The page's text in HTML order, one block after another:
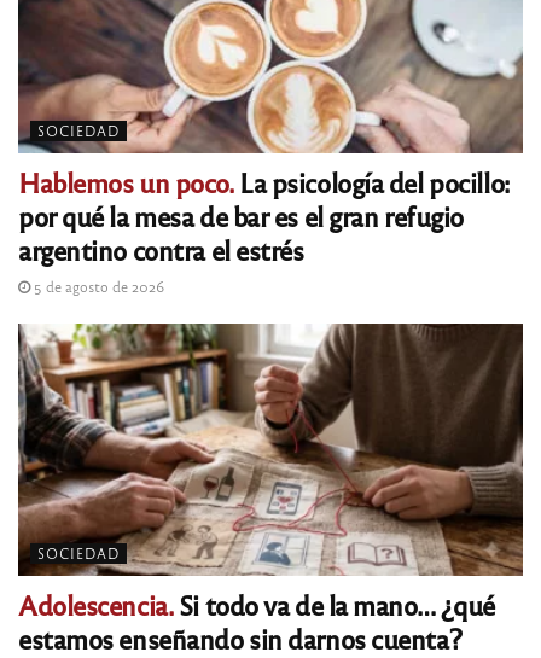
SOCIEDAD
Hablemos un poco.La psicología del pocillo:
por qué la mesa de bar es el gran refugio
argentino contra el estrés
5 de agosto de 2026
SOCIEDAD
Adolescencia.Si todo va de la mano… ¿qué
estamos enseñando sin darnos cuenta?